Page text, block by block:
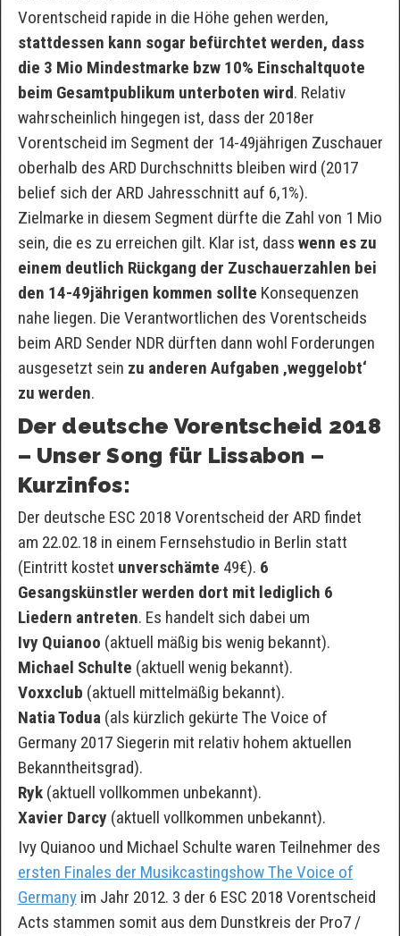
Vorentscheid rapide in die Höhe gehen werden,
stattdessen kann sogar befürchtet werden, dass
die 3 Mio Mindestmarke bzw 10% Einschaltquote
beim Gesamtpublikum unterboten wird. Relativ
wahrscheinlich hingegen ist, dass der 2018er
Vorentscheid im Segment der 14-49jährigen Zuschauer
oberhalb des ARD Durchschnitts bleiben wird (2017
belief sich der ARD Jahresschnitt auf 6,1%).
Zielmarke in diesem Segment dürfte die Zahl von 1 Mio
sein, die es zu erreichen gilt. Klar ist, dass wenn es zu
einem deutlich Rückgang der Zuschauerzahlen bei
den 14-49jährigen kommen sollte Konsequenzen
nahe liegen. Die Verantwortlichen des Vorentscheids
beim ARD Sender NDR dürften dann wohl Forderungen
ausgesetzt sein zu anderen Aufgaben ‚weggelobt‘
zu werden.
Der deutsche Vorentscheid 2018
– Unser Song für Lissabon –
Kurzinfos:
Der deutsche ESC 2018 Vorentscheid der ARD findet
am 22.02.18 in einem Fernsehstudio in Berlin statt
(Eintritt kostet unverschämte 49€). 6
Gesangskünstler werden dort mit lediglich 6
Liedern antreten. Es handelt sich dabei um
Ivy Quianoo (aktuell mäßig bis wenig bekannt).
Michael Schulte (aktuell wenig bekannt).
Voxxclub (aktuell mittelmäßig bekannt).
Natia Todua(als kürzlich gekürte The Voice of
Germany 2017 Siegerin mit relativ hohem aktuellen
Bekanntheitsgrad).
Ryk(aktuell vollkommen unbekannt).
Xavier Darcy (aktuell vollkommen unbekannt).
Ivy Quianoo und Michael Schulte waren Teilnehmer des
ersten Finales der Musikcastingshow The Voice of
Germanyim Jahr 2012. 3 der 6 ESC 2018 Vorentscheid
Acts stammen somit aus dem Dunstkreis der Pro7 /